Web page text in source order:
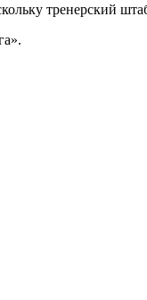
тренерский